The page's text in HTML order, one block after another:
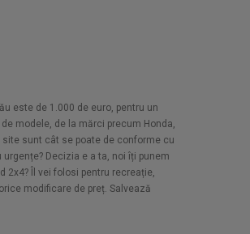
este de 1.000 de euro, pentru un
modele, de la mărci precum Honda,
site sunt cât se poate de conforme cu
Decizia e a ta, noi îți punem
2x4? Îl vei folosi pentru recreație,
modificare de preț. Salvează